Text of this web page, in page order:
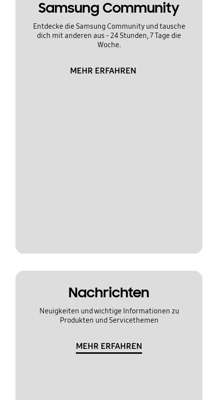
Samsung Community
Entdecke die Samsung Community und tausche
dich mit anderen aus - 24 Stunden, 7 Tage die
Woche.
MEHR ERFAHREN
Nachrichten
Neuigkeiten und wichtige Informationen zu
Produkten und Servicethemen
MEHR ERFAHREN